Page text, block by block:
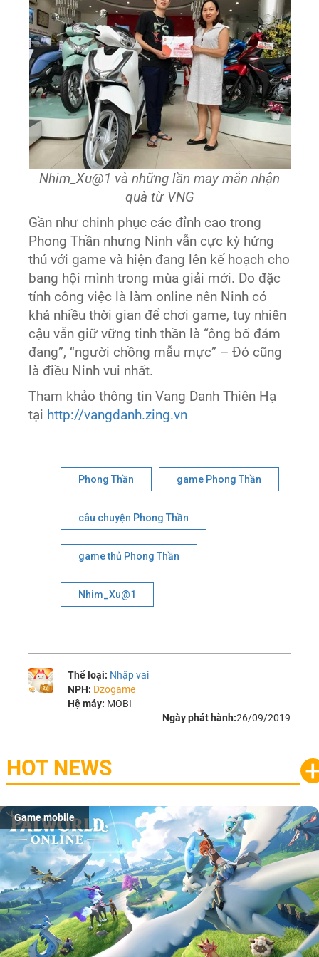
Nhim_Xu@1 và những lần may mắn nhận
quà từ VNG
Gần như chinh phục các đỉnh cao trong
Phong Thần nhưng Ninh vẫn cực kỳ hứng
thú với game và hiện đang lên kế hoạch cho
bang hội mình trong mùa giải mới. Do đặc
tính công việc là làm online nên Ninh có
khá nhiều thời gian để chơi game, tuy nhiên
cậu vẫn giữ vững tinh thần là “ông bố đảm
đang”, “người chồng mẫu mực” – Đó cũng
là điều Ninh vui nhất.
Tham khảo thông tin Vang Danh Thiên Hạ
tại http://vangdanh.zing.vn
Phong Thần game Phong Thần
câu chuyện Phong Thần
game thủ Phong Thần
Nhim_Xu@1
Thể loại: Nhập vai
NPH: Dzogame
Hệ máy: MOBI
Ngày phát hành:26/09/2019
HOT NEWS
Game mobile